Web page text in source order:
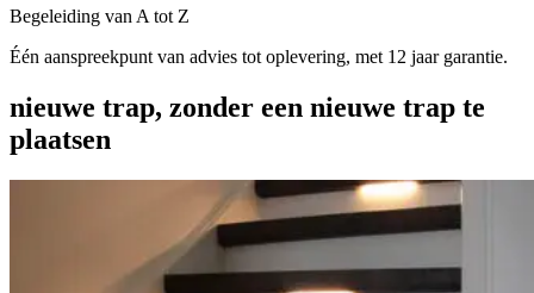
Begeleiding van A tot Z
Één aanspreekpunt van advies tot oplevering, met 12 jaar garantie.
nieuwe trap, zonder een nieuwe trap te
plaatsen